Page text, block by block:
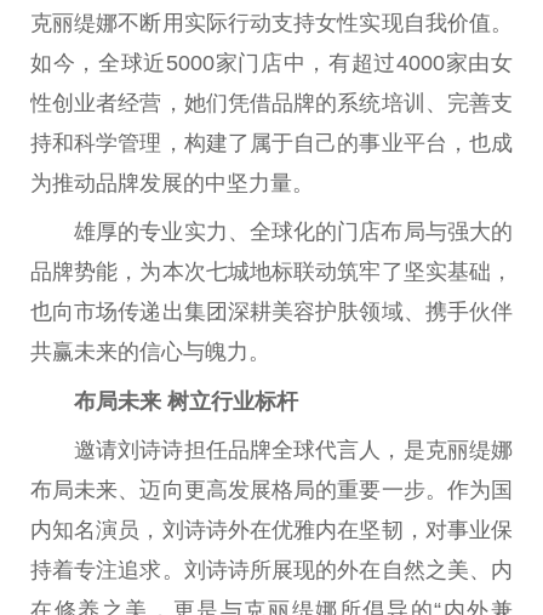
克丽缇娜不断用实际行动支持女性实现自我价值。
如今，全球近5000家门店中，有超过4000家由女
性创业者经营，她们凭借品牌的系统培训、完善支
持和科学管理，构建了属于自己的事业平台 ，也成
为推动品牌发展的中坚力量。
雄厚的专业实力、全球化的门店布局与强大的
品牌势能，为本次七城地标联动筑牢了坚实基础，
也向市场传递出集团深耕美容护肤领域、携手伙伴
共赢未来的信心与魄力。
布局未来 树立行业标杆
邀请刘诗诗担任品牌全球代言人，是克丽缇娜
布局未来、迈向更高发展格局的重要一步。作为国
内知名演员，刘诗诗外在优雅内在坚韧，对事业保
持着专注追求。刘诗诗所展现的外在自然之美、内
在修养之美，更是与克丽缇娜所倡导的“内外兼